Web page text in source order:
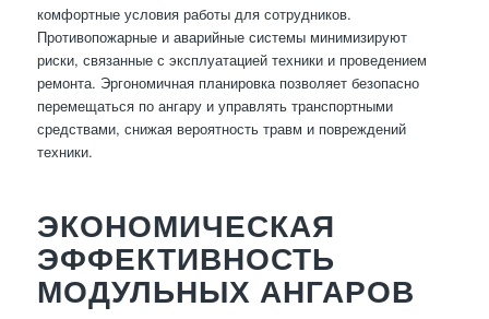
комфортные условия работы для сотрудников.
Противопожарные и аварийные системы минимизируют
риски, связанные с эксплуатацией техники и проведением
ремонта. Эргономичная планировка позволяет безопасно
перемещаться по ангару и управлять транспортными
средствами, снижая вероятность травм и повреждений
техники.
ЭКОНОМИЧЕСКАЯ
ЭФФЕКТИВНОСТЬ
МОДУЛЬНЫХ АНГАРОВ